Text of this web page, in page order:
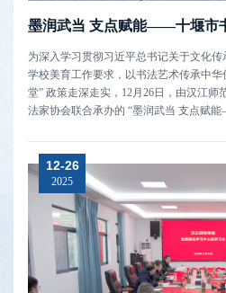
为深入学习贯彻习近平总书记关于文化
学校美育工作要求，以书法艺术传承中
堂” 政策走深走实，12月26日，由汉江师
法家协会联合承办的 “墨润武当 支点赋
关单位的70余位嘉宾代表齐聚一堂，共
汉师担当...
12-26
2025